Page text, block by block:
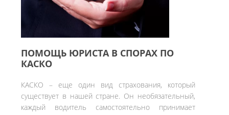
ПОМОЩЬ ЮРИСТА В СПОРАХ ПО
КАСКО
КАСКО – еще один вид страхования, который
существует в нашей стране. Он необязательный,
каждый водитель самостоятельно принимает